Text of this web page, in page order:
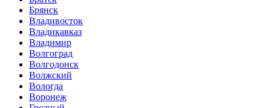
Брянск
Владивосток
Владикавказ
Владимир
Волгоград
Волгодонск
Волжский
Вологда
Воронеж